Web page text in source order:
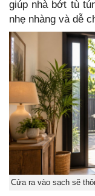
giúp nhà bớt tù
nhẹ nhàng và dễ
Cửa ra vào sạch sẽ